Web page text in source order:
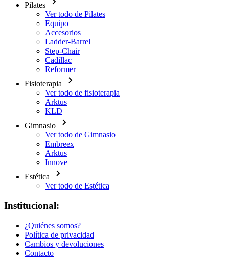
Pilates
Ver todo de Pilates
Equipo
Accesorios
Ladder-Barrel
Step-Chair
Cadillac
Reformer
Fisioterapia
Ver todo de fisioterapia
Arktus
KLD
Gimnasio
Ver todo de Gimnasio
Embreex
Arktus
Innove
Estética
Ver todo de Estética
Institucional:
¿Quiénes somos?
Política de privacidad
Cambios y devoluciones
Contacto